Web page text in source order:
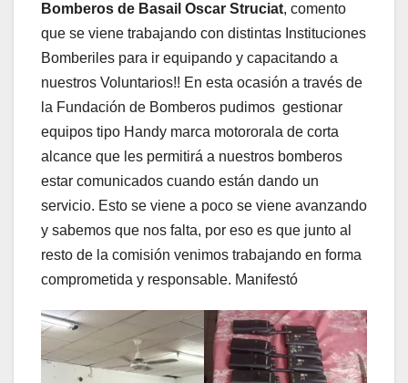
Bomberos de Basail Oscar Struciat, comento
que se viene trabajando con distintas Instituciones
Bomberiles para ir equipando y capacitando a
nuestros Voluntarios!! En esta ocasión a través de
la Fundación de Bomberos pudimos gestionar
equipos tipo Handy marca motororala de corta
alcance que les permitirá a nuestros bomberos
estar comunicados cuando están dando un
servicio. Esto se viene a poco se viene avanzando
y sabemos que nos falta, por eso es que junto al
resto de la comisión venimos trabajando en forma
comprometida y responsable. Manifestó